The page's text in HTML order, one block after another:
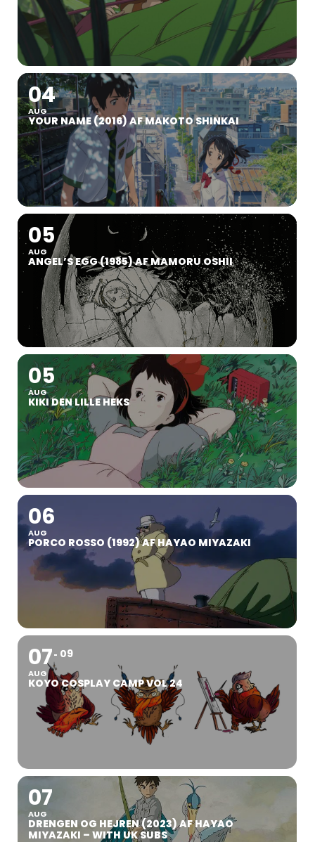
04
AUG
YOUR NAME (2016) AF MAKOTO SHINKAI
05
AUG
ANGEL’S EGG (1985) AF MAMORU OSHII
05
AUG
KIKI DEN LILLE HEKS
06
AUG
PORCO ROSSO (1992) AF HAYAO MIYAZAKI
07
AUG
09
KOYO COSPLAY CAMP VOL 24
07
AUG
DRENGEN OG HEJREN (2023) AF HAYAO
MIYAZAKI – WITH UK SUBS